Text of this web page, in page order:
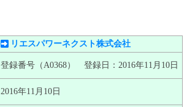
リエスパワーネクスト株式会社
登録番号（A0368） 登録日：2016年11月10日
2016年11月10日